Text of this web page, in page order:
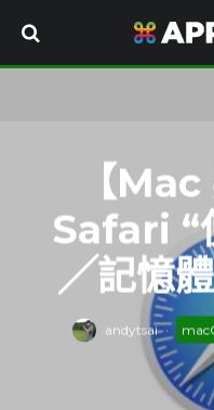
【Mac
Safari “
╱記憶
andytsai ·